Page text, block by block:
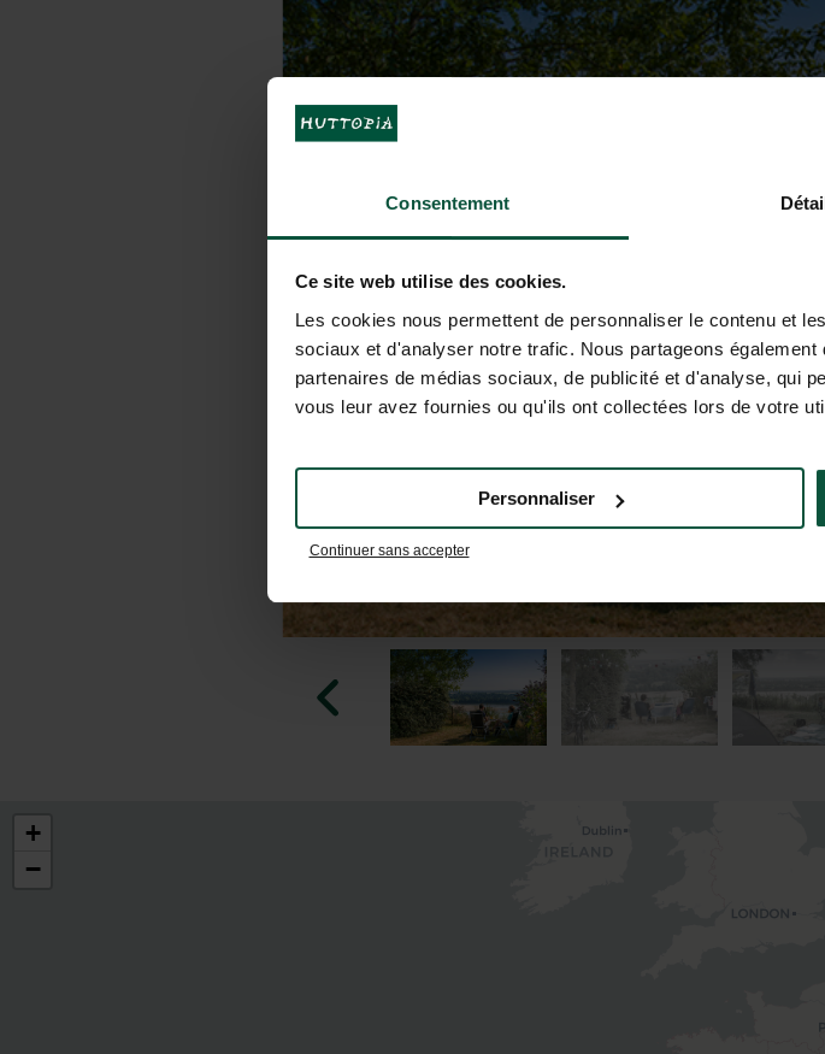
Consentement
Ce site web utilise des cookies.
Les cookies nous permettent de personnaliser le contenu et
sociaux et d'analyser notre trafic. Nous partageons
partenaires de médias sociaux, de publicité et d'analyse, qui
vous leur avez fournies ou qu'ils ont collectées lors de votre
Continuer sans accepter
Personnaliser
+
−